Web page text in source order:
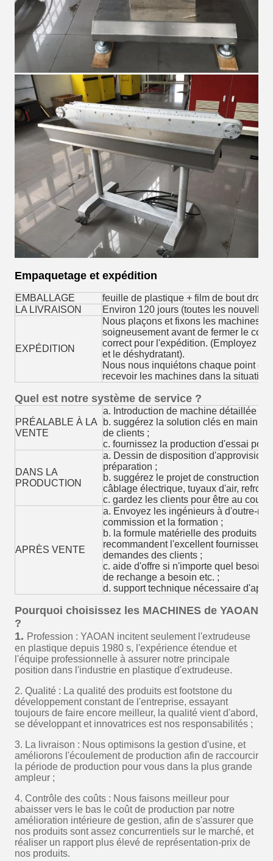
Empaquetage et expédition
EMBALLAGE
feuille de plastique + film de bout droit
LA LIVRAISON
Environ 120 jours (toutes les nouvelles
EXPÉDITION
Nous plaçons et fixons les machines
soigneusement avant de fermer le
correct pour l'expédition. (Employez le
et le déshydratant).
Nous nous inquiétons chaque point
recevoir les machines dans la situation
Quel est notre système de service ?
PRÉALABLE À LA
VENTE
a. Introduction de machine détaillée ;
b. suggérez la solution clés en main
de clients ;
c. fournissez la production d'essai pour
DANS LA
PRODUCTION
a. Dessin de disposition
préparation ;
b. suggérez le projet de construction
câblage électrique, tuyaux d'air,
c. gardez les clients pour être au
APRÈS VENTE
a. Envoyez les ingénieurs à d'outre-
commission et la formation ;
b. la formule matérielle des produits
recommandent l'excellent fournisseur
demandes des clients ;
c. aide d'offre si n'importe quel besoin
de rechange a besoin etc. ;
d. support technique nécessaire
Pourquoi choisissez les MACHINES de YAOAN
?
1. Profession : YAOAN incitent seulement l'extrudeuse
en plastique depuis 1980 s, l'expérience étendue et
l'équipe professionnelle à assurer notre principale
position dans l'industrie en plastique d'extrudeuse.
2. Qualité : La qualité des produits est footstone du
développement constant de l'entreprise, essayant
toujours de faire encore meilleur, la qualité vient d'abord,
se développant et innovatrices est nos responsabilités ;
3. La livraison : Nous optimisons la gestion d'usine, et
améliorons l'écoulement de production afin de raccourcir
la période de production pour vous dans la plus grande
ampleur ;
4. Contrôle des coûts : Nous faisons meilleur pour
abaisser vers le bas le coût de production par notre
amélioration intérieure de gestion, afin de s'assurer que
nos produits sont assez concurrentiels sur le marché, et
réaliser un rapport plus élevé de représentation-prix de
nos produits.